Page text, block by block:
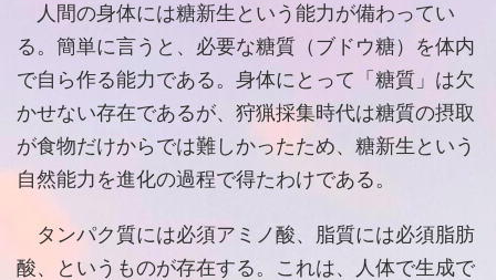
人間の身体には糖新生という能力が備わってい
る。簡単に言うと、必要な糖質（ブドウ糖）を体内
で自ら作る能力である。身体にとって「糖質」は欠
かせない存在であるが、狩猟採集時代は糖質の摂取
が食物だけからでは難しかったため、糖新生という
自然能力を進化の過程で得たわけである。
タンパク質には必須アミノ酸、脂質には必須脂肪
酸、というものが存在する。これは、人体で生成で